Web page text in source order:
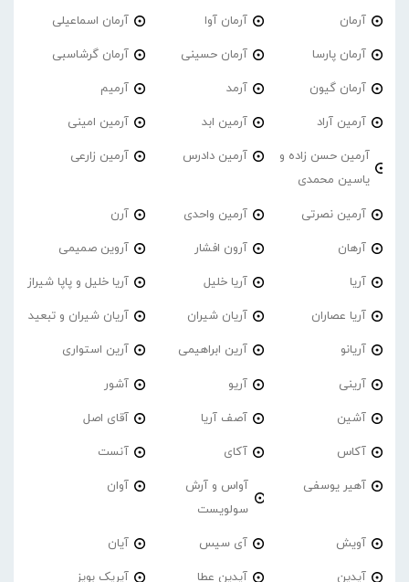
آرمان آرمان آوا آرمان اسماعیلی
آرمان پارسا آرمان حسینی آرمان گرشاسبی
آرمان گیون آرمد آرمیم
آرمین آراد آرمین ابد آرمین امینی
آرمین حسن زاده و
یاسین محمدی
آرمین دادرس آرمین زارعی
آرمین نصرتی آرمین واحدی آرن
آرهان آرون افشار آروین صمیمی
آریا آریا خلیل آریا خلیل و پاپا شیراز
آریا عصاران آریان شیران آریان شیران و تبعید
آریانو آرین ابراهیمی آرین استواری
آرینی آریو آشور
آشین آصف آریا آقای اصل
آکاس آکای آنست
آهیر یوسفی
آواس و آرش
سولویست
آوان
آویش آی سیس آیان
آیدین آیدین عطا آیریک بویز